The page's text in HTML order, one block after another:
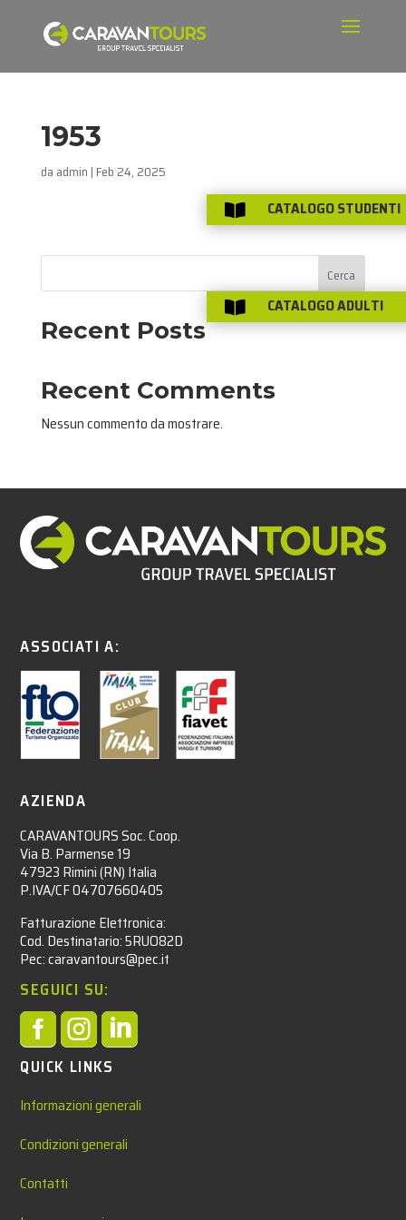
1953
da admin | Feb 24, 2025
Cerca
Recent Posts
Recent Comments
Nessun commento da mostrare.
ASSOCIATI A:
AZIENDA
CARAVANTOURS Soc. Coop.
Via B. Parmense 19
47923 Rimini (RN) Italia
P.IVA/CF 04707660405
Fatturazione Elettronica:
Cod. Destinatario: 5RUO82D
Pec: caravantours@pec.it
SEGUICI SU:

QUICK LINKS
Informazioni generali
Condizioni generali
Contatti
 CATALOGO STUDENTI
 CATALOGO ADULTI